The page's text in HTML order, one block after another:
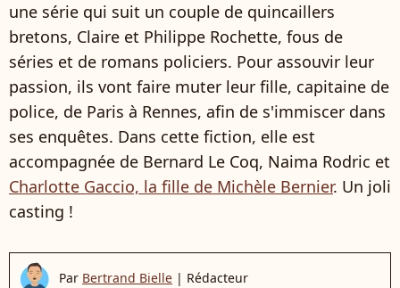
une série qui suit un couple de quincaillers
bretons, Claire et Philippe Rochette, fous de
séries et de romans policiers. Pour assouvir leur
passion, ils vont faire muter leur fille, capitaine de
police, de Paris à Rennes, afin de s'immiscer dans
ses enquêtes. Dans cette fiction, elle est
accompagnée de Bernard Le Coq, Naima Rodric et
Charlotte Gaccio, la fille de Michèle Bernier. Un joli
casting !
Par Bertrand Bielle | Rédacteur